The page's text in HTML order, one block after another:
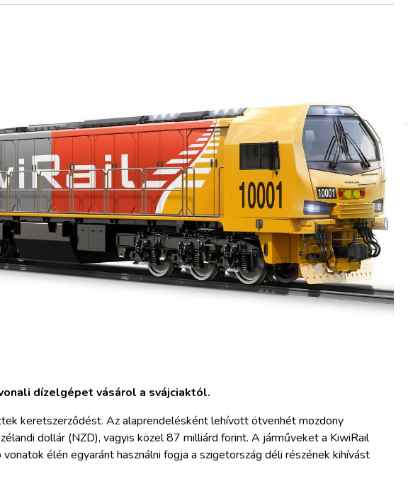
dízelgépet vásárol a svájciaktól.
keretszerződést. Az alaprendelésként lehívott ötvenhét mozdony
dollár (NZD), vagyis közel 87 milliárd forint. A járműveket a KiwiRail
élén egyaránt használni fogja a szigetország déli részének kihívást